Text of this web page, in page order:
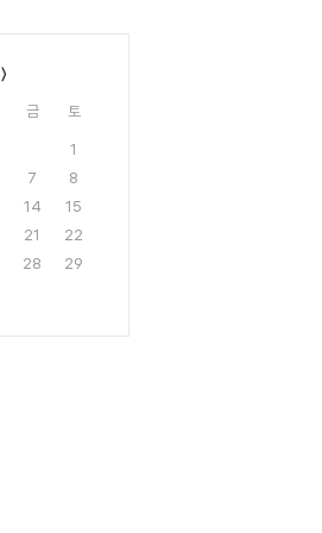
금 토
1
7
8
14
15
21
22
28
29